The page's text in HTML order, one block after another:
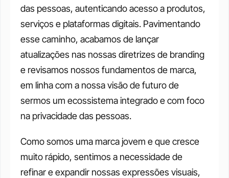
das pessoas, autenticando acesso a produtos,
serviços e plataformas digitais. Pavimentando
esse caminho, acabamos de lançar
atualizações nas nossas diretrizes de branding
e revisamos nossos fundamentos de marca,
em linha com a nossa visão de futuro de
sermos um ecossistema integrado e com foco
na privacidade das pessoas.
Como somos uma marca jovem e que cresce
muito rápido, sentimos a necessidade de
refinar e expandir nossas expressões visuais,